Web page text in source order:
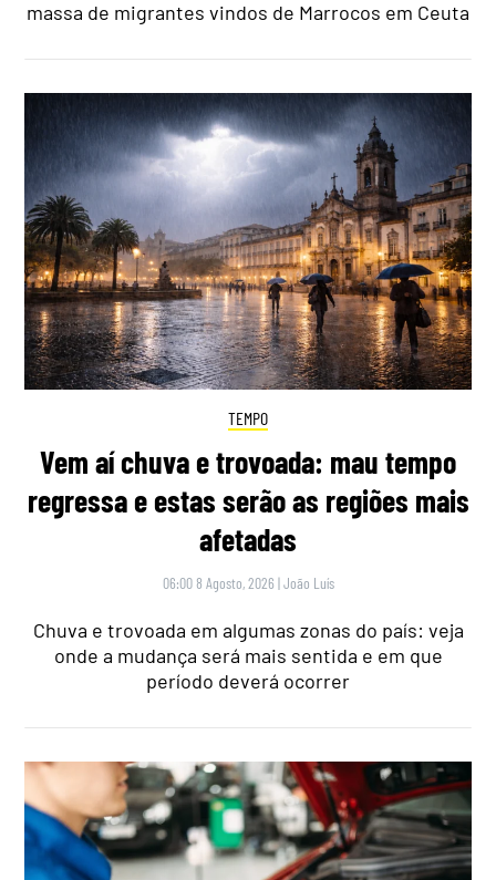
massa de migrantes vindos de Marrocos em Ceuta
TEMPO
Vem aí chuva e trovoada: mau tempo
regressa e estas serão as regiões mais
afetadas
06:00 8 Agosto, 2026 |João Luís
Chuva e trovoada em algumas zonas do país: veja
onde a mudança será mais sentida e em que
período deverá ocorrer